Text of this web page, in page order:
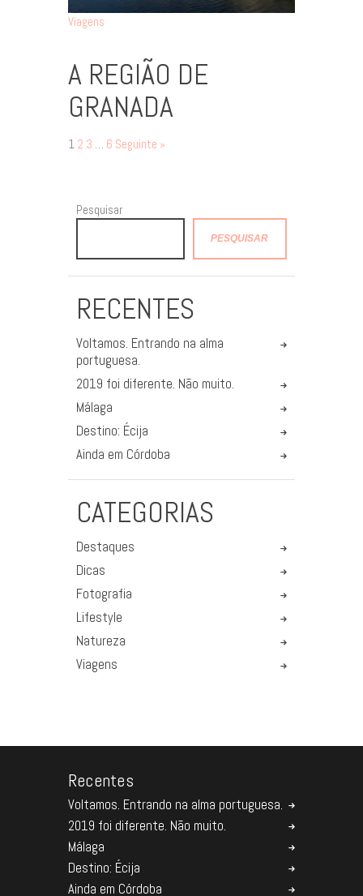
Viagens
A REGIÃO DE
GRANADA
1 2 3 … 6 Seguinte »
Pesquisar
PESQUISAR
RECENTES
Voltamos. Entrando na alma
portuguesa.
2019 foi diferente. Não muito.
Málaga
Destino: Écija
Ainda em Córdoba
CATEGORIAS
Destaques
Dicas
Fotografia
Lifestyle
Natureza
Viagens
Recentes
Voltamos. Entrando na alma portuguesa.
2019 foi diferente. Não muito.
Málaga
Destino: Écija
Ainda em Córdoba